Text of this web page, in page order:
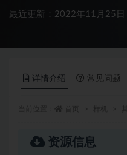
最近更新：2022年11月25日
详情介绍 常见问题
资源信息